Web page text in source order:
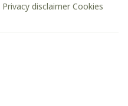
Privacy disclaimer Cookies